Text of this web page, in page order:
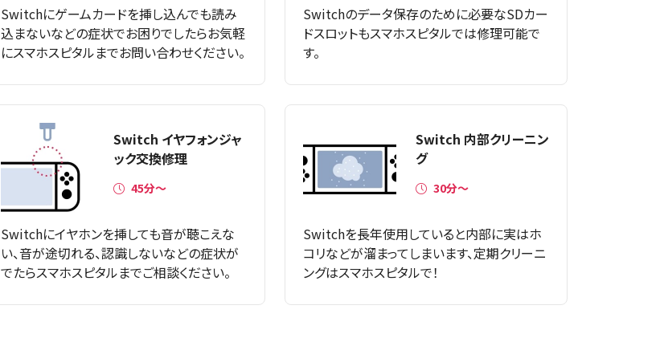
Switchにゲームカードを挿し込んでも読み
込まないなどの症状でお困りでしたらお気軽
にスマホスピタルまでお問い合わせください。
Switchのデータ保存のために必要なSDカー
ドスロットもスマホスピタルでは修理可能で
す。
Switch イヤフォンジャ
ック交換修理
45分〜
Switchにイヤホンを挿しても音が聴こえな
い、音が途切れる、認識しないなどの症状が
でたらスマホスピタルまでご相談ください。
Switch 内部クリーニン
グ
30分～
Switchを長年使用していると内部に実はホ
コリなどが溜まってしまいます、定期クリーニ
ングはスマホスピタルで！